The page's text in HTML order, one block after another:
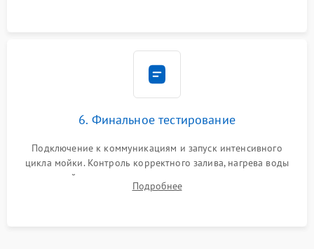
6. Финальное тестирование
Подключение к коммуникациям и запуск интенсивного
цикла мойки. Контроль корректного залива, нагрева воды
до нужной температуры, отсутствия посторонних шумов,
штатного слива и абсолютной сухости в поддоне.
Подробнее